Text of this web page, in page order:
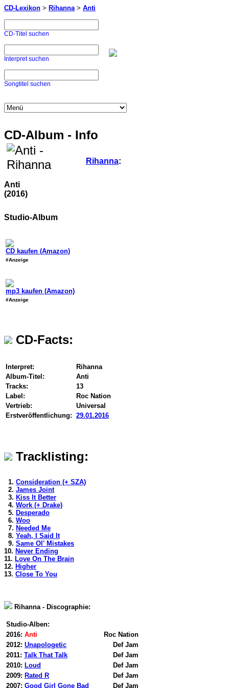
CD-Lexikon > Rihanna> Anti
CD-Titel suchen
Interpret suchen
Songtitel suchen
CD-Album - Info
Rihanna:
Anti
(2016)
Studio-Album
CD kaufen (Amazon)
#Anzeige
mp3 kaufen (Amazon)
#Anzeige
CD-Facts:
Interpret:
Rihanna
Album-Titel:
Anti
Tracks:
13
Label:
Roc Nation
Vertrieb:
Universal
Erstveröffentlichung: 29.01.2016
Tracklisting:
1. Consideration (+ SZA)
2. James Joint
3. Kiss It Better
4. Work (+ Drake)
5. Desperado
6. Woo
7. Needed Me
8. Yeah, I Said It
9. Same Ol' Mistakes
10. Never Ending
11. Love On The Brain
12. Higher
13. Close To You
Rihanna - Discographie:
Studio-Alben:
2016: Anti
Roc Nation
2012: Unapologetic
Def Jam
2011: Talk That Talk
Def Jam
2010: Loud
Def Jam
2009: Rated R
Def Jam
2007: Good Girl Gone Bad Def Jam